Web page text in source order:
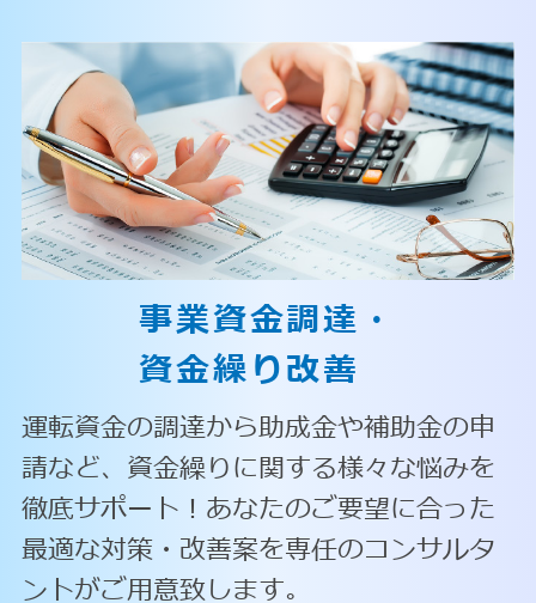
事業資金調達・
資金繰り改善
運転資金の調達から助成金や補助金の申
請など、資金繰りに関する様々な悩みを
徹底サポート！あなたのご要望に合った
最適な対策・改善案を専任のコンサルタ
ントがご用意致します。